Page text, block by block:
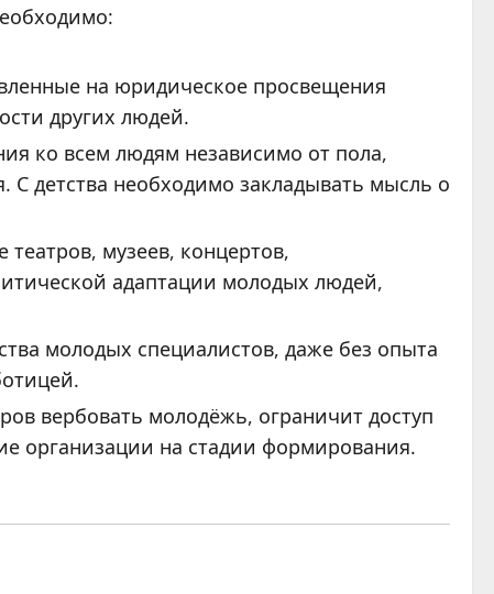
на юридическое просвещения
других людей.
ко всем людям независимо от пола,
детства необходимо закладывать мысль о
музеев, концертов,
адаптации молодых людей,
молодых специалистов, даже без опыта
вербовать молодёжь, ограничит доступ
организации на стадии формирования.